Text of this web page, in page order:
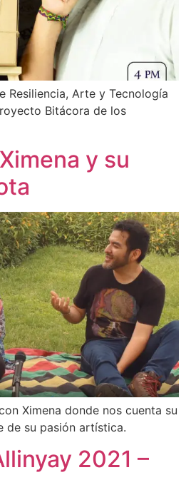
Resiliencia, Arte y Tecnología
Bitácora de los
y su
Ximena donde nos cuenta su
de su pasión artística.
2021 –